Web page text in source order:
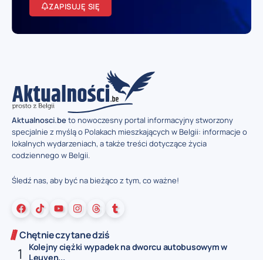
ZAPISUJĘ SIĘ
Aktualnosci.beto nowoczesny portal informacyjny stworzony
specjalnie z myślą o Polakach mieszkających w Belgii: informacje o
lokalnych wydarzeniach, a także treści dotyczące życia
codziennego w Belgii.
Śledź nas, aby być na bieżąco z tym, co ważne!
Chętnie czytane dziś
Kolejny ciężki wypadek na dworcu autobusowym w
Leuven...